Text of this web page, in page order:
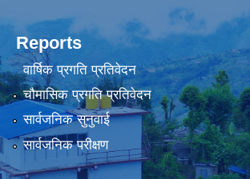
Reports
वार्षिक प्रगति प्रतिवेदन
चौमासिक प्रगति प्रतिवेदन
सार्वजनिक सुनुवाई
सार्वजनिक परीक्षण